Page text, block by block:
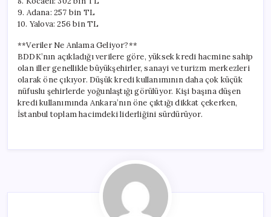
9. Adana: 257 bin TL
10. Yalova: 256 bin TL
**Veriler Ne Anlama Geliyor?**
BDDK’nın açıkladığı verilere göre, yüksek kredi hacmine sahip
olan iller genellikle büyükşehirler, sanayi ve turizm merkezleri
olarak öne çıkıyor. Düşük kredi kullanımının daha çok küçük
nüfuslu şehirlerde yoğunlaştığı görülüyor. Kişi başına düşen
kredi kullanımında Ankara’nın öne çıktığı dikkat çekerken,
İstanbul toplam hacimdeki liderliğini sürdürüyor.